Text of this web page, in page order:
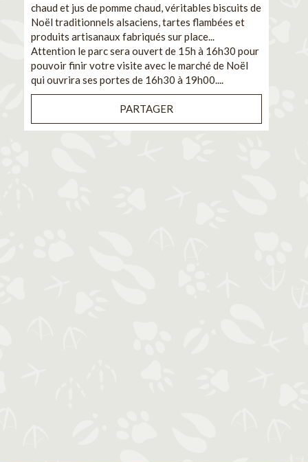
chaud et jus de pomme chaud, véritables biscuits de
Noël traditionnels alsaciens, tartes flambées et
produits artisanaux fabriqués sur place...
Attention le parc sera ouvert de 15h à 16h30 pour
pouvoir finir votre visite avec le marché de Noël
qui ouvrira ses portes de 16h30 à 19h00....
PARTAGER